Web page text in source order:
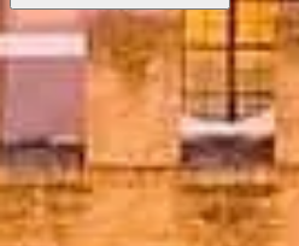
Bỏ qua hàng chờ với vé của bạn